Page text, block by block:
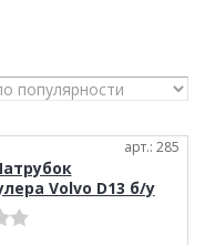
арт.: 285
Volvo D13 б/у